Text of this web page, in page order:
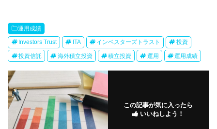
運用成績
Investors Trust ITA インベスターズトラスト 投資
投資信託 海外積立投資 積立投資 運用 運用成績
この記事が気に入ったら
いいねしよう！